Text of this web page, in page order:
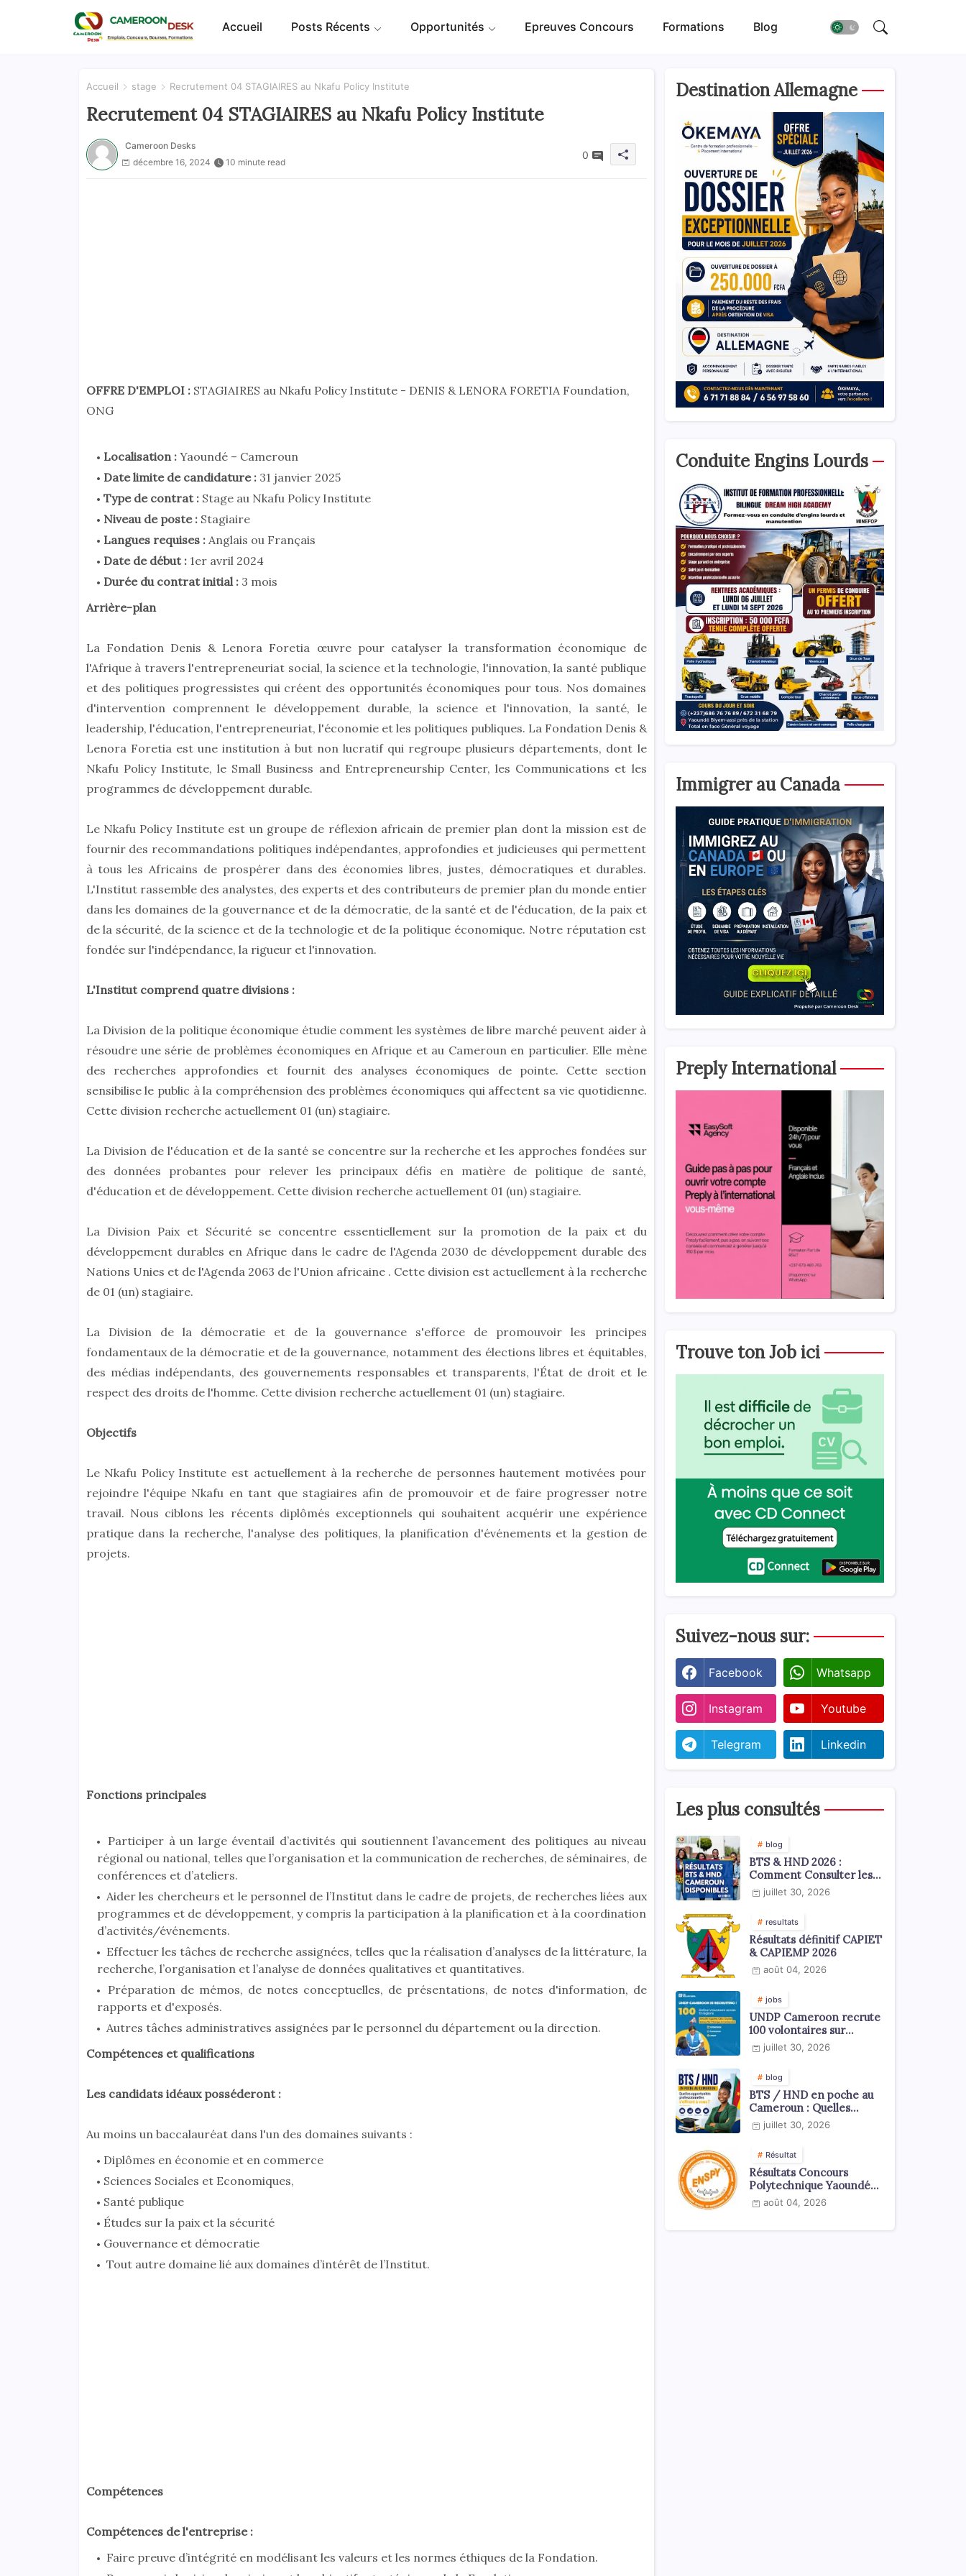
Accueil Posts Récents Opportunités Epreuves Concours Formations Blog
Accueil stage Recrutement 04 STAGIAIRES au Nkafu Policy Institute
Recrutement 04 STAGIAIRES au Nkafu Policy Institute
Cameroon Desks
décembre 16, 2024
10 minute read
0
OFFRE D'EMPLOI : STAGIAIRES au Nkafu Policy Institute - DENIS & LENORA FORETIA Foundation,
ONG
Localisation :Yaoundé – Cameroun
Date limite de candidature :31 janvier 2025
Type de contrat :Stage au Nkafu Policy Institute
Niveau de poste :Stagiaire
Langues requises :Anglais ou Français
Date de début :1er avril 2024
Durée du contrat initial : 3 mois
Arrière-plan
La Fondation Denis & Lenora Foretia œuvre pour catalyser la transformation économique de
l'Afrique à travers l'entrepreneuriat social, la science et la technologie, l'innovation, la santé publique
et des politiques progressistes qui créent des opportunités économiques pour tous. Nos domaines
d'intervention comprennent le développement durable, la science et l'innovation, la santé, le
leadership, l'éducation, l'entrepreneuriat, l'économie et les politiques publiques. La Fondation Denis &
Lenora Foretia est une institution à but non lucratif qui regroupe plusieurs départements, dont le
Nkafu Policy Institute, le Small Business and Entrepreneurship Center, les Communications et les
programmes de développement durable.
Le Nkafu Policy Institute est un groupe de réflexion africain de premier plan dont la mission est de
fournir des recommandations politiques indépendantes, approfondies et judicieuses qui permettent
à tous les Africains de prospérer dans des économies libres, justes, démocratiques et durables.
L'Institut rassemble des analystes, des experts et des contributeurs de premier plan du monde entier
dans les domaines de la gouvernance et de la démocratie, de la santé et de l'éducation, de la paix et
de la sécurité, de la science et de la technologie et de la politique économique. Notre réputation est
fondée sur l'indépendance, la rigueur et l'innovation.
L'Institut comprend quatre divisions :
La Division de la politique économique étudie comment les systèmes de libre marché peuvent aider à
résoudre une série de problèmes économiques en Afrique et au Cameroun en particulier. Elle mène
des recherches approfondies et fournit des analyses économiques de pointe. Cette section
sensibilise le public à la compréhension des problèmes économiques qui affectent sa vie quotidienne.
Cette division recherche actuellement 01 (un) stagiaire.
La Division de l'éducation et de la santé se concentre sur la recherche et les approches fondées sur
des données probantes pour relever les principaux défis en matière de politique de santé,
d'éducation et de développement. Cette division recherche actuellement 01 (un) stagiaire.
La Division Paix et Sécurité se concentre essentiellement sur la promotion de la paix et du
développement durables en Afrique dans le cadre de l'Agenda 2030 de développement durable des
Nations Unies et de l'Agenda 2063 de l'Union africaine . Cette division est actuellement à la recherche
de 01 (un) stagiaire.
La Division de la démocratie et de la gouvernance s'efforce de promouvoir les principes
fondamentaux de la démocratie et de la gouvernance, notamment des élections libres et équitables,
des médias indépendants, des gouvernements responsables et transparents, l'État de droit et le
respect des droits de l'homme. Cette division recherche actuellement 01 (un) stagiaire.
Objectifs
Le Nkafu Policy Institute est actuellement à la recherche de personnes hautement motivées pour
rejoindre l'équipe Nkafu en tant que stagiaires afin de promouvoir et de faire progresser notre
travail. Nous ciblons les récents diplômés exceptionnels qui souhaitent acquérir une expérience
pratique dans la recherche, l'analyse des politiques, la planification d'événements et la gestion de
projets.
Fonctions principales
Participer à un large éventail d’activités qui soutiennent l’avancement des politiques au niveau
régional ou national, telles que l’organisation et la communication de recherches, de séminaires, de
conférences et d’ateliers.
Aider les chercheurs et le personnel de l’Institut dans le cadre de projets, de recherches liées aux
programmes et de développement, y compris la participation à la planification et à la coordination
d’activités/événements.
Effectuer les tâches de recherche assignées, telles que la réalisation d’analyses de la littérature, la
recherche, l’organisation et l’analyse de données qualitatives et quantitatives.
Préparation de mémos, de notes conceptuelles, de présentations, de notes d'information, de
rapports et d'exposés.
Autres tâches administratives assignées par le personnel du département ou la direction.
Compétences et qualifications
Les candidats idéaux posséderont :
Au moins un baccalauréat dans l'un des domaines suivants :
Diplômes en économie et en commerce
Sciences Sociales et Economiques,
Santé publique
Études sur la paix et la sécurité
Gouvernance et démocratie
Tout autre domaine lié aux domaines d’intérêt de l’Institut.
Compétences
Compétences de l'entreprise :
Faire preuve d’intégrité en modélisant les valeurs et les normes éthiques de la Fondation.
Destination Allemagne
Conduite Engins Lourds
Immigrer au Canada
Preply International
Trouve ton Job ici
Suivez-nous sur:
Facebook Whatsapp
Instagram Youtube
Telegram Linkedin
Les plus consultés
blog
BTS & HND 2026 :
Comment Consulter les
Résultats ?
juillet 30, 2026
resultats
Résultats définitif CAPIET
& CAPIEMP 2026
août 04, 2026
jobs
UNDP Cameroon recrute
100 volontaires sur
l'échelle du territoire
national
juillet 30, 2026
blog
BTS / HND en poche au
Cameroun : Quelles
opportunités
professionnelles s'offrent
juillet 30, 2026
Résultat
Résultats Concours
Polytechnique Yaoundé
ENSPY 2026 - Tous les
cycles
août 04, 2026